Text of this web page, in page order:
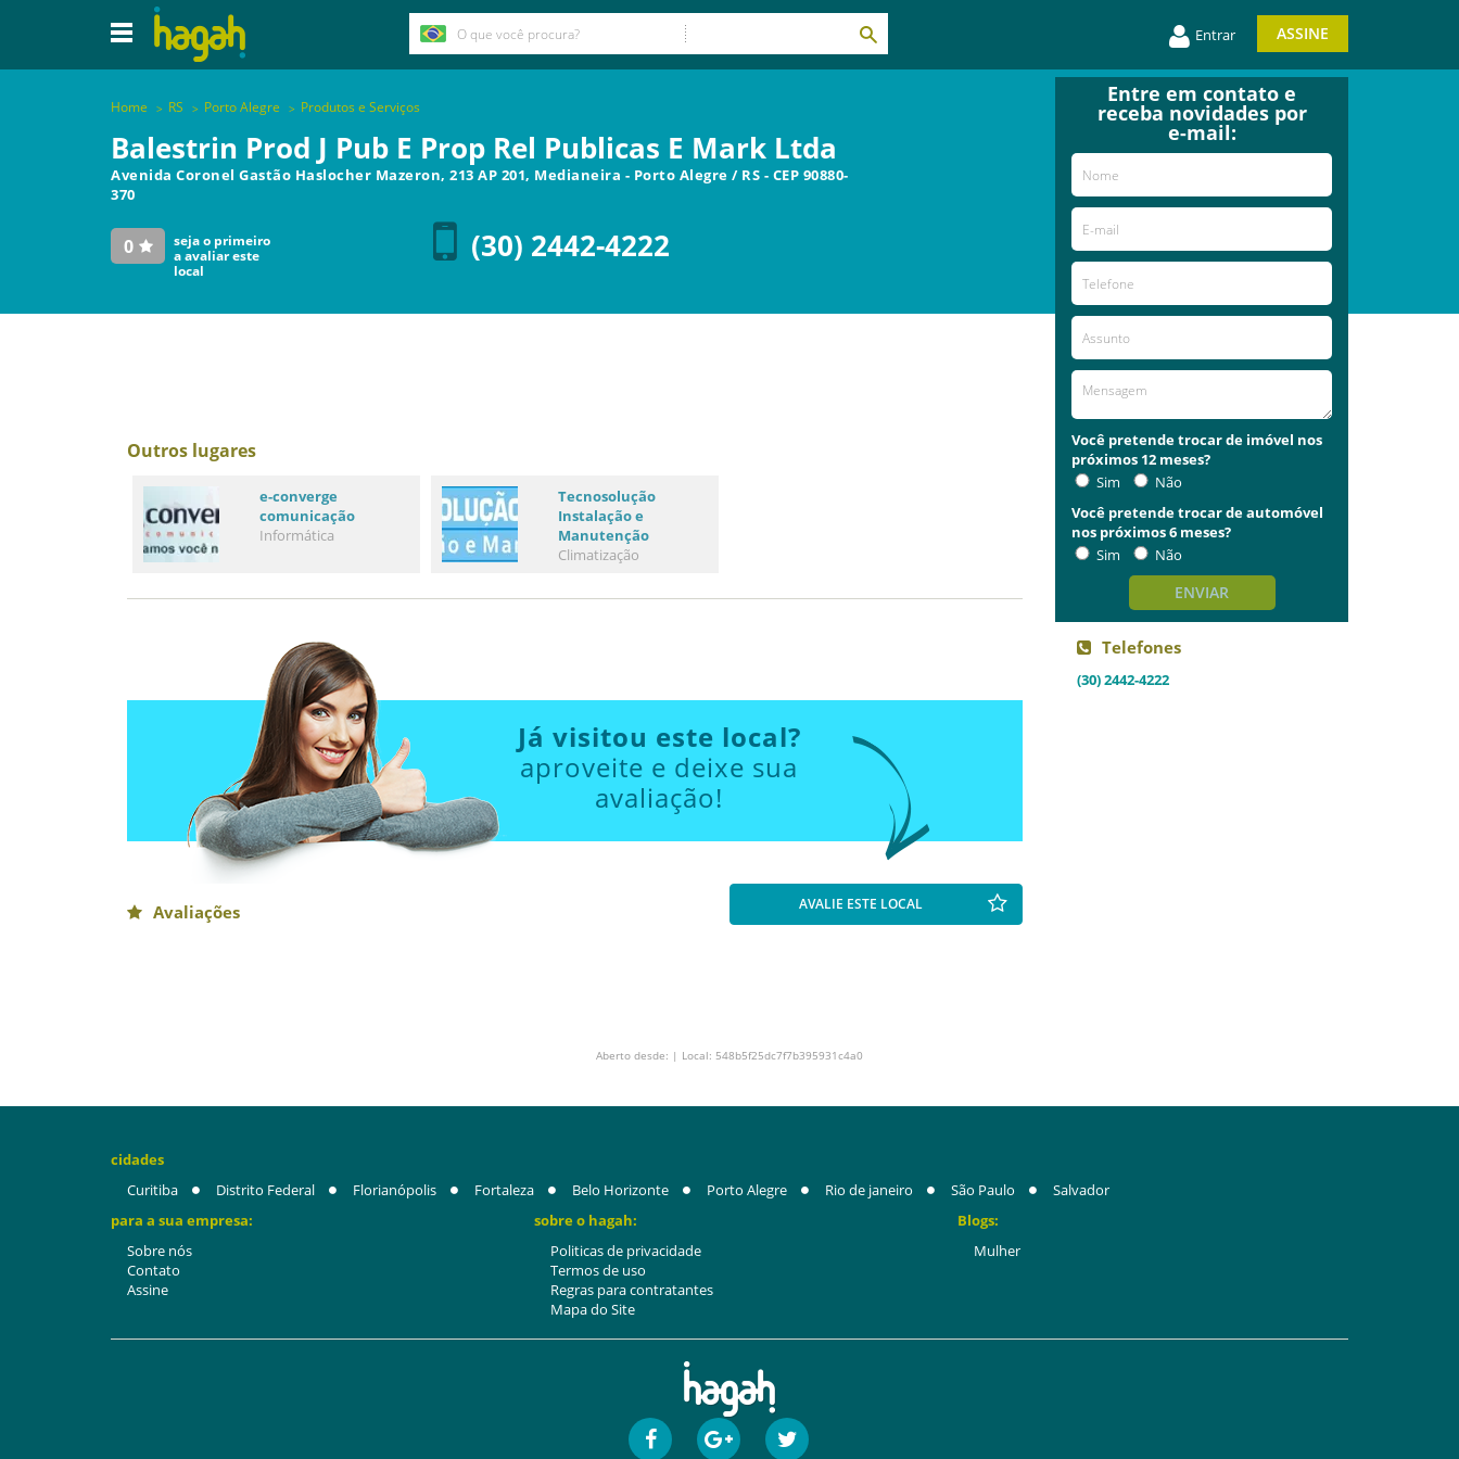
Entrar ASSINE
Home RS Porto Alegre Produtos e Serviços
Balestrin Prod J Pub E Prop Rel Publicas E Mark Ltda
Avenida Coronel Gastão Haslocher Mazeron, 213 AP 201, Medianeira - Porto Alegre / RS - CEP 90880-
370
0
seja o primeiro
a avaliar este
local
(30) 2442-4222
Outros lugares
e-converge
comunicação
Informática
Tecnosolução
Instalação e
Manutenção
Climatização
Já visitou este local?
aproveite e deixe sua
avaliação!
Avaliações AVALIE ESTE LOCAL
Entre em contato e
receba novidades por
e-mail:
Você pretende trocar de imóvel nos
próximos 12 meses?
Sim
Não
Você pretende trocar de automóvel
nos próximos 6 meses?
Sim
Não
ENVIAR
Telefones
(30) 2442-4222
Aberto desde: | Local: 548b5f25dc7f7b395931c4a0
cidades
Curitiba
Distrito Federal Florianópolis Fortaleza Belo Horizonte Porto Alegre Rio de janeiro São Paulo
Salvador
para a sua empresa:
Sobre nós
Contato
Assine
sobre o hagah:
Politicas de privacidade
Termos de uso
Regras para contratantes
Mapa do Site
Blogs:
Mulher